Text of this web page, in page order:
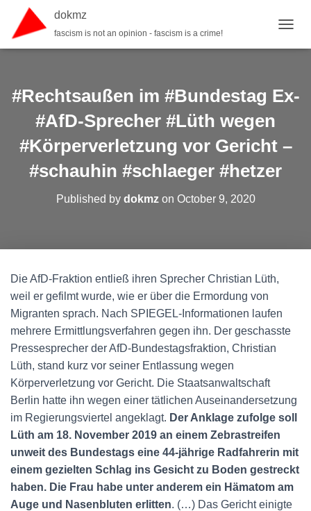
dokmz
fascism is not an opinion - fascism is a crime!
#Rechtsaußen im #Bundestag Ex-
#AfD-Sprecher #Lüth wegen
#Körperverletzung vor Gericht –
#schauhin #schlaeger #hetzer
Published by dokmzon October 9, 2020
Die AfD-Fraktion entließ ihren Sprecher Christian Lüth,
weil er gefilmt wurde, wie er über die Ermordung von
Migranten sprach. Nach SPIEGEL-Informationen laufen
mehrere Ermittlungsverfahren gegen ihn. Der geschasste
Pressesprecher der AfD-Bundestagsfraktion, Christian
Lüth, stand kurz vor seiner Entlassung wegen
Körperverletzung vor Gericht. Die Staatsanwaltschaft
Berlin hatte ihn wegen einer tätlichen Auseinandersetzung
im Regierungsviertel angeklagt. Der Anklage zufolge soll
Lüth am 18. November 2019 an einem Zebrastreifen
unweit des Bundestags eine 44-jährige Radfahrerin mit
einem gezielten Schlag ins Gesicht zu Boden gestreckt
haben. Die Frau habe unter anderem ein Hämatom am
Auge und Nasenbluten erlitten. (…) Das Gericht einigte